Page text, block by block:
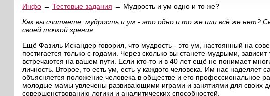
на сайте
пользователей
Инфо→ Тестовые задания → Мудрость и ум одно и то же?
Как вы считаете, мудрость и ум - это одно и то же или всё же нет?
своей точкой зрения.
Ещё Фазиль Искандер говорил, что мудрость - это ум, настоянный на
постигается только с годами. Через сколько вы станете мудрыми,
встречаются на вашем пути. Если кто-то и в 40 лет ещё не понимает
личность. Второе, то есть ум, есть у каждого человека. Им нас
объясняется положение человека в обществе и его профессиональное
молодые мамы увлечены развивающими играми и занятиями для своих
совершенствованию логики и аналитических способностей.